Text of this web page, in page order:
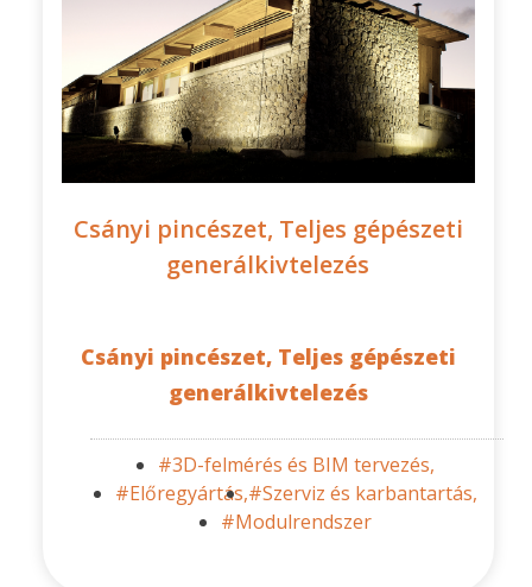
Csányi pincészet, Teljes gépészeti
generálkivtelezés
Csányi pincészet, Teljes gépészeti
generálkivtelezés
#3D-felmérés és BIM tervezés,
#Előregyártás,#Szerviz és karbantartás,
#Modulrendszer